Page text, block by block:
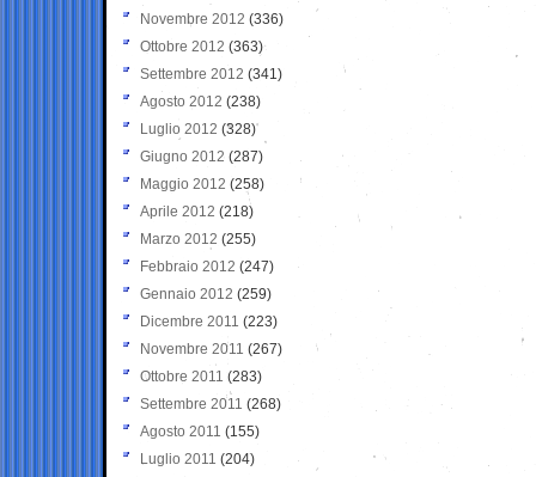
Novembre 2012 (336)
Ottobre 2012 (363)
Settembre 2012 (341)
Agosto 2012 (238)
Luglio 2012 (328)
Giugno 2012 (287)
Maggio 2012 (258)
Aprile 2012 (218)
Marzo 2012 (255)
Febbraio 2012 (247)
Gennaio 2012 (259)
Dicembre 2011 (223)
Novembre 2011 (267)
Ottobre 2011 (283)
Settembre 2011 (268)
Agosto 2011 (155)
Luglio 2011 (204)